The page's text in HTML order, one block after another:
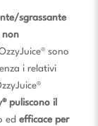
sgrassante
non
sono
i relativi
puliscono il
ed efficace per